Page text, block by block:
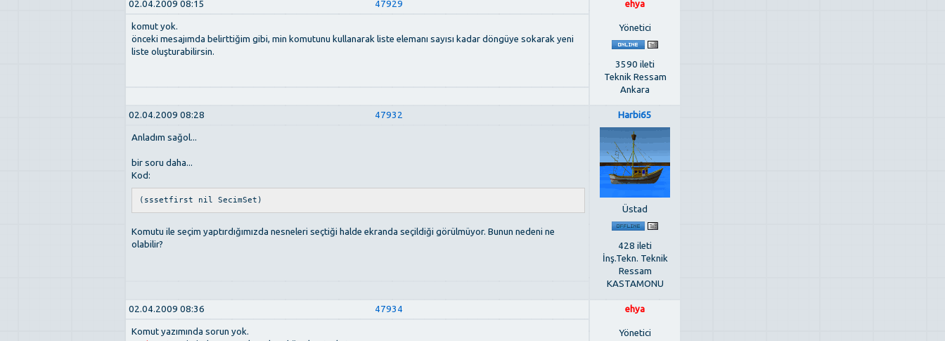
02.04.2009 08:15 47929 ehya
Yönetici
3590 ileti
Teknik Ressam
Ankara
komut yok.
önceki mesajımda belirttiğim gibi, min komutunu kullanarak liste elemanı sayısı kadar döngüye sokarak yeni
liste oluşturabilirsin.
02.04.2009 08:28 47932 Harbi65
Üstad
428 ileti
İnş.Tekn. Teknik
Ressam
KASTAMONU
Anladım sağol...
bir soru daha...
Kod:
(sssetfirst nil SecimSet)
Komutu ile seçim yaptırdığımızda nesneleri seçtiği halde ekranda seçildiği görülmüyor. Bunun nedeni ne
olabilir?
02.04.2009 08:36 47934 ehya
Yönetici
Komut yazımında sorun yok.